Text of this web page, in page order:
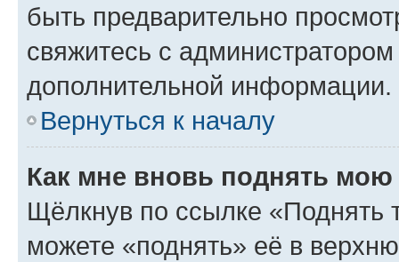
быть предварительно
свяжитесь с
дополнительной информации.
Вернуться к началу
Как мне вновь поднять мою
Щёлкнув по ссылке «Поднять
можете «поднять» её в